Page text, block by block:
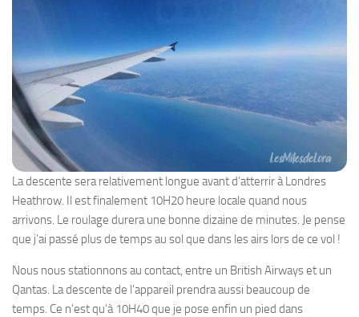
La descente sera relativement longue avant d’atterrir à Londres
Heathrow. Il est finalement 10H20 heure locale quand nous
arrivons. Le roulage durera une bonne dizaine de minutes. Je pense
que j’ai passé plus de temps au sol que dans les airs lors de ce vol !
Nous nous stationnons au contact, entre un British Airways et un
Qantas. La descente de l’appareil prendra aussi beaucoup de
temps. Ce n’est qu’à 10H40 que je pose enfin un pied dans